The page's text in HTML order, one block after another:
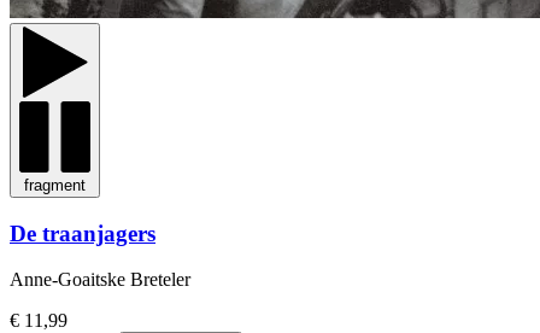
fragment
De traanjagers
Anne-Goaitske Breteler
€ 11,99